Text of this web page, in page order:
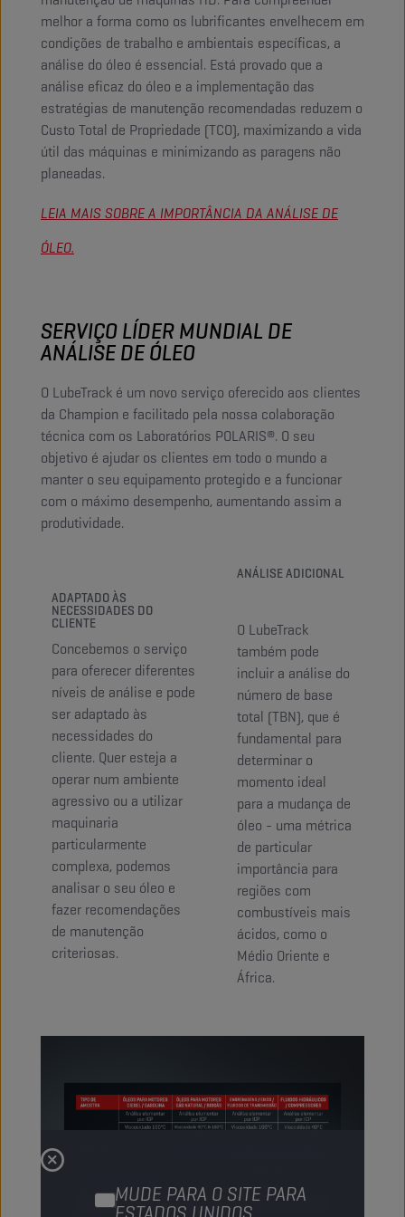
MUDE PARA O SITE PARA
melhor a forma como os lubrificantes envelhecem em
condições de trabalho e ambientais específicas, a
análise do óleo é essencial. Está provado que a
análise eficaz do óleo e a implementação das
estratégias de manutenção recomendadas reduzem o
Custo Total de Propriedade (TCO), maximizando a vida
útil das máquinas e minimizando as paragens não
planeadas.
LEIA MAIS SOBRE A IMPORTÂNCIA DA ANÁLISE DE
ÓLEO.
SERVIÇO LÍDER MUNDIAL DE
ANÁLISE DE ÓLEO
O LubeTrack é um novo serviço oferecido aos clientes
da Champion e facilitado pela nossa colaboração
técnica com os Laboratórios POLARIS®. O seu
objetivo é ajudar os clientes em todo o mundo a
manter o seu equipamento protegido e a funcionar
com o máximo desempenho, aumentando assim a
produtividade.
ADAPTADO ÀS
NECESSIDADES DO
CLIENTE
Concebemos o serviço
para oferecer diferentes
níveis de análise e pode
ser adaptado às
necessidades do
cliente. Quer esteja a
operar num ambiente
agressivo ou a utilizar
maquinaria
particularmente
complexa, podemos
analisar o seu óleo e
fazer recomendações
de manutenção
criteriosas.
ANÁLISE ADICIONAL
O LubeTrack
também pode
incluir a análise do
número de base
total (TBN), que é
fundamental para
determinar o
momento ideal
para a mudança de
óleo - uma métrica
de particular
importância para
regiões com
combustíveis mais
ácidos, como o
Médio Oriente e
África.